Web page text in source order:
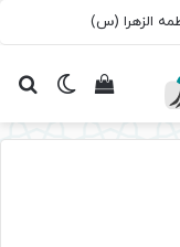
الزهرا (س)
تغییرمشاهده